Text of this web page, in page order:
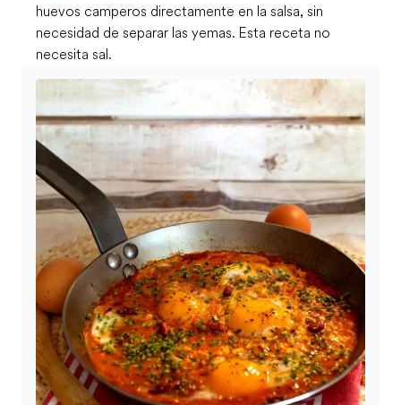
huevos camperos directamente en la salsa, sin
necesidad de separar las yemas. Esta receta no
necesita sal.